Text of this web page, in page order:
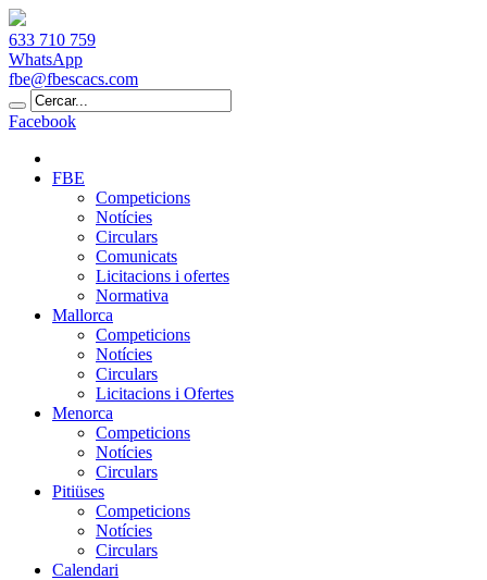
633 710 759
WhatsApp
fbe@fbescacs.com
Facebook
FBE
Competicions
Notícies
Circulars
Comunicats
Licitacions i ofertes
Normativa
Mallorca
Competicions
Notícies
Circulars
Licitacions i Ofertes
Menorca
Competicions
Notícies
Circulars
Pitiüses
Competicions
Notícies
Circulars
Calendari